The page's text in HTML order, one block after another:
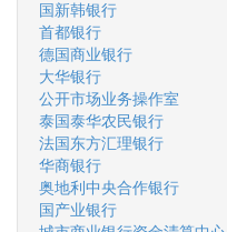
国新韩银行
首都银行
德国商业银行
大华银行
公开市场业务操作室
泰国泰华农民银行
法国东方汇理银行
华商银行
奥地利中央合作银行
国产业银行